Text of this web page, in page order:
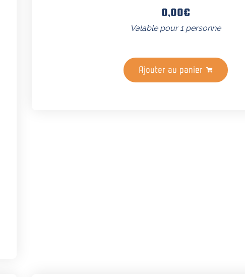
0,00€
Valable pour 1 personne
Ajouter au panier